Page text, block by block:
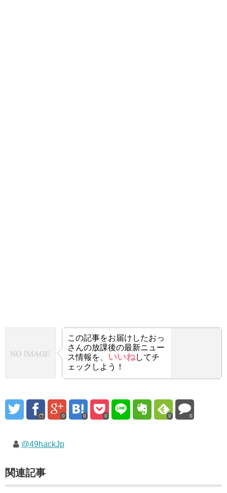
この記事をお届けしたおっ
さんの放課後の最新ニュー
ス情報を、 いいねしてチ
ェックしよう！
0 0 0 0 0
@49hackJp
関連記事